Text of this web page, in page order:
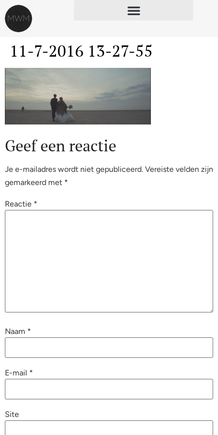
11-7-2016 13-27-55
Geef een reactie
Je e-mailadres wordt niet gepubliceerd. Vereiste velden zijn
gemarkeerd met *
Reactie *
Naam *
E-mail *
Site